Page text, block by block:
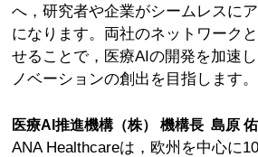
へ，研究者や企業がシームレスに
になります。両社のネットワーク
せることで，医療AIの開発を加速
ノベーションの創出を目指します。
医療AI推進機構（株） 機構長 島原
ANA Healthcareは，欧州を中心に